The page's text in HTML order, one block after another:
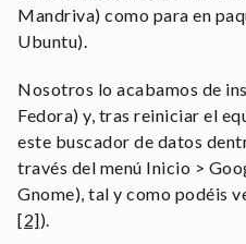
Mandriva) como para en
Ubuntu).
Nosotros lo acabamos de
Fedora) y, tras reiniciar el
este buscador de datos
través del menú Inicio >
Gnome), tal y como podéis
[2]).